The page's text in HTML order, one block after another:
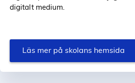
digitalt medium.
Läs mer på skolans hemsida